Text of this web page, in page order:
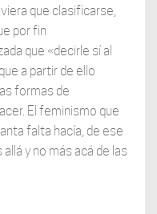
que clasificarse,
por fin
que «decirle sí al
a partir de ello
formas de
El feminismo que
falta hacía, de ese
y no más acá de las